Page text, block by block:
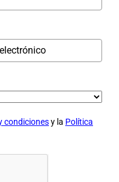
condicionesy la Política